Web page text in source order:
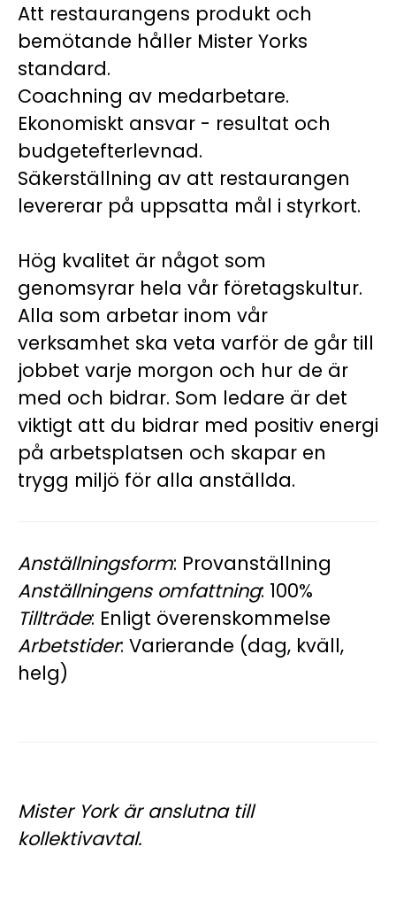
Att restaurangens produkt och
bemötande håller Mister Yorks
standard.
Coachning av medarbetare.
Ekonomiskt ansvar - resultat och
budgetefterlevnad.
Säkerställning av att restaurangen
levererar på uppsatta mål i styrkort.
Hög kvalitet är något som
genomsyrar hela vår företagskultur.
Alla som arbetar inom vår
verksamhet ska veta varför de går till
jobbet varje morgon och hur de är
med och bidrar. Som ledare är det
viktigt att du bidrar med positiv energi
på arbetsplatsen och skapar en
trygg miljö för alla anställda.
Anställningsform: Provanställning
Anställningens omfattning: 100%
Tillträde: Enligt överenskommelse
Arbetstider: Varierande (dag, kväll,
helg)
Mister York är anslutna till
kollektivavtal.